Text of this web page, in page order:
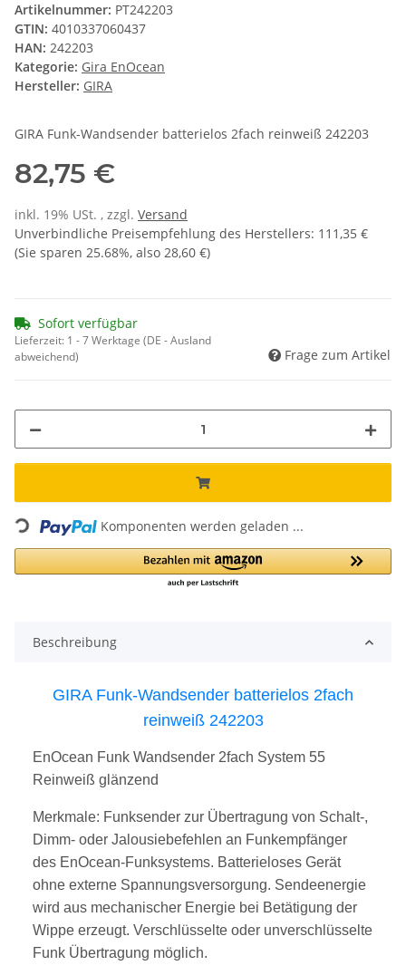
Artikelnummer: PT242203
GTIN: 4010337060437
HAN: 242203
Kategorie: Gira EnOcean
Hersteller: GIRA
GIRA Funk-Wandsender batterielos 2fach reinweiß 242203
82,75 €
inkl. 19% USt. , zzgl. Versand
Unverbindliche Preisempfehlung des Herstellers: 111,35 €
(Sie sparen 25.68%, also 28,60 €)
Sofort verfügbar
Lieferzeit: 1 - 7 Werktage (DE - Ausland
abweichend)
Frage zum Artikel
Loading... Komponenten werden geladen ...
Beschreibung
GIRA Funk-Wandsender batterielos 2fach
reinweiß 242203
EnOcean Funk Wandsender 2fach System 55
Reinweiß glänzend
Merkmale: Funksender zur Übertragung von Schalt-,
Dimm- oder Jalousiebefehlen an Funkempfänger
des EnOcean-Funksystems. Batterieloses Gerät
ohne externe Spannungsversorgung. Sendeenergie
wird aus mechanischer Energie bei Betätigung der
Wippe erzeugt. Verschlüsselte oder unverschlüsselte
Funk Übertragung möglich.